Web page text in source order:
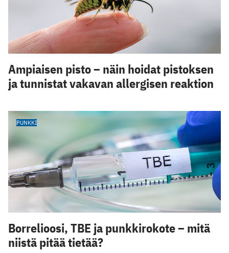
Ampiaisen pisto – näin hoidat pistoksen
ja tunnistat vakavan allergisen reaktion
PUNKKI
Borrelioosi, TBE ja punkkirokote – mitä
niistä pitää tietää?